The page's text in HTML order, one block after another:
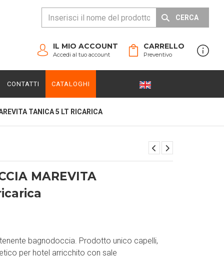
CERCA
CARRELLO
Preventivo
IL MIO ACCOUNT
Accedi al tuo account
CONTATTI CATALOGHI
TANICA 5 LT RICARICA
MAREVITA
bagnodoccia. Prodotto unico capelli,
per hotel arricchito con sale